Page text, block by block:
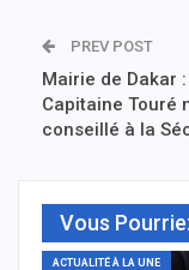
PREV POST
Mairie de Dakar :
Capitaine Touré
conseillé à la
Vous
ACTUALITÉ À LA UNE